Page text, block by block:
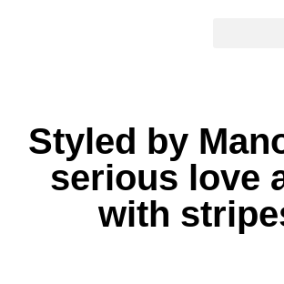
Styled by
serious love
with